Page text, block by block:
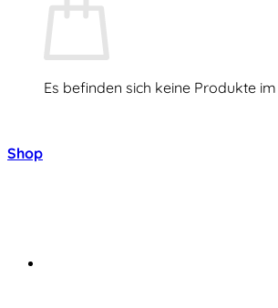
Es befinden sich keine Produkte
Shop